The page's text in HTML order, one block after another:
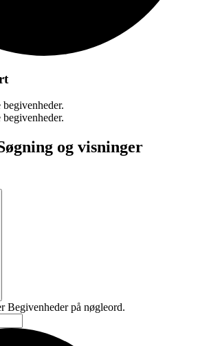
og visninger
Begivenheder på nøgleord.